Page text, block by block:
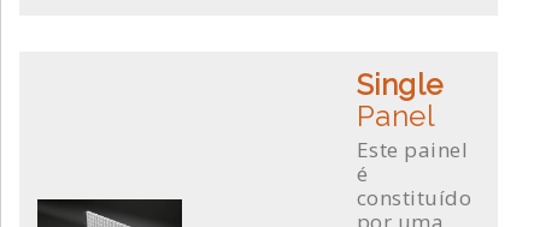
Single
Panel
Este painel
é
constituído
por uma